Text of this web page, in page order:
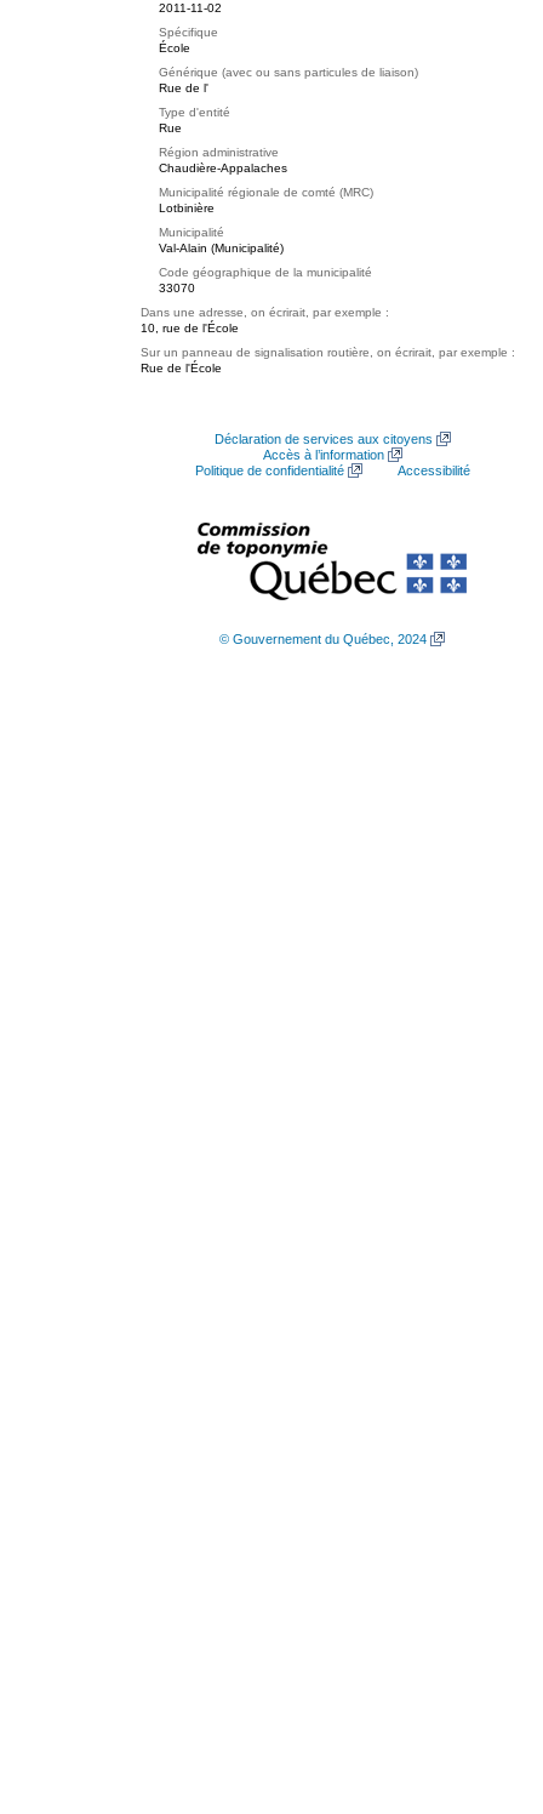
2011-11-02
Spécifique
École
Générique (avec ou sans particules de liaison)
Rue de l'
Type d'entité
Rue
Région administrative
Chaudière-Appalaches
Municipalité régionale de comté (MRC)
Lotbinière
Municipalité
Val-Alain (Municipalité)
Code géographique de la municipalité
33070
Dans une adresse, on écrirait, par exemple :
10, rue de l'École
Sur un panneau de signalisation routière, on écrirait, par exemple :
Rue de l'École
Déclaration de services aux citoyens
Accès à l’information
Politique de confidentialité
Accessibilité
© Gouvernement du Québec, 2024